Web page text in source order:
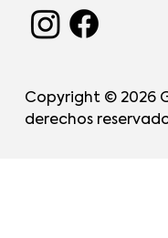
Copyright © 2026
derechos